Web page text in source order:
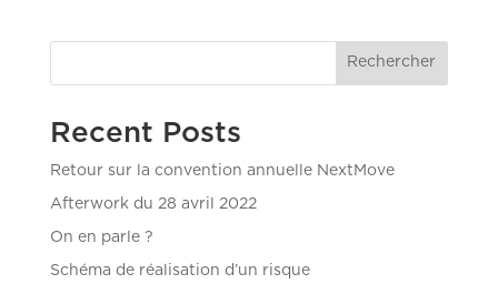
Rechercher
Recent Posts
Retour sur la convention annuelle NextMove
Afterwork du 28 avril 2022
On en parle ?
Schéma de réalisation d’un risque